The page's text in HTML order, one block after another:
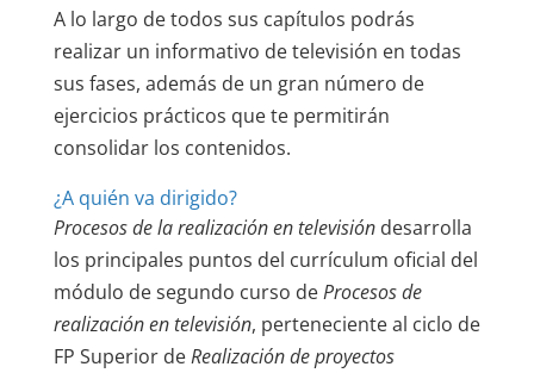
A lo largo de todos sus capítulos podrás
realizar un informativo de televisión en todas
sus fases, además de un gran número de
ejercicios prácticos que te permitirán
consolidar los contenidos.
¿A quién va dirigido?
Procesos de la realización en televisióndesarrolla
los principales puntos del currículum oficial del
módulo de segundo curso deProcesos de
realización en televisión, perteneciente al ciclo de
FP Superior deRealización de proyectos